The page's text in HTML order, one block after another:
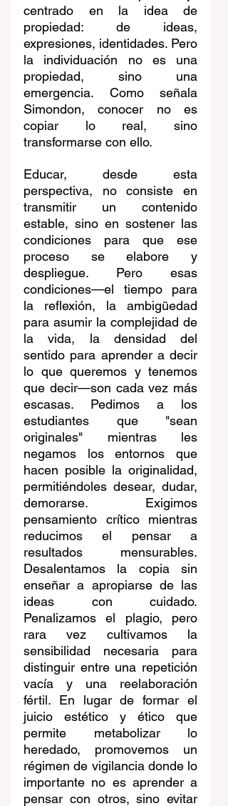
centrado en la idea de
propiedad: de ideas,
expresiones, identidades. Pero
la individuación no es una
propiedad, sino una
emergencia. Como señala
Simondon, conocer no es
copiar lo real, sino
transformarse con ello.
Educar, desde esta
perspectiva, no consiste en
transmitir un contenido
estable, sino en sostener las
condiciones para que ese
proceso se elabore y
despliegue. Pero esas
condiciones—el tiempo para
la reflexión, la ambigüedad
para asumir la complejidad de
la vida, la densidad del
sentido para aprender a decir
lo que queremos y tenemos
que decir—son cada vez más
escasas. Pedimos a los
estudiantes que "sean
originales" mientras les
negamos los entornos que
hacen posible la originalidad,
permitiéndoles desear, dudar,
demorarse. Exigimos
pensamiento crítico mientras
reducimos el pensar a
resultados mensurables.
Desalentamos la copia sin
enseñar a apropiarse de las
ideas con cuidado.
Penalizamos el plagio, pero
rara vez cultivamos la
sensibilidad necesaria para
distinguir entre una repetición
vacía y una reelaboración
fértil. En lugar de formar el
juicio estético y ético que
permite metabolizar lo
heredado, promovemos un
régimen de vigilancia donde lo
importante no es aprender a
pensar con otros, sino evitar